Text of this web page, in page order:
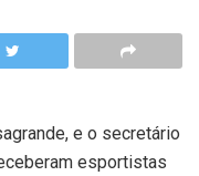
e o secretário
esportistas